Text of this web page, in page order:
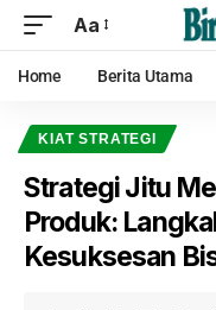
Aa
Home Berita Utama
KIAT STRATEGI
Strategi Jitu
Produk:
Kesuksesan